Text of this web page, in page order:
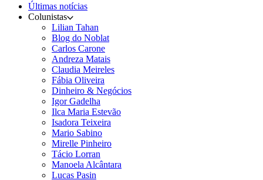
Últimas notícias
Colunistas
Lilian Tahan
Blog do Noblat
Carlos Carone
Andreza Matais
Claudia Meireles
Fábia Oliveira
Dinheiro & Negócios
Igor Gadelha
Ilca Maria Estevão
Isadora Teixeira
Mario Sabino
Mirelle Pinheiro
Tácio Lorran
Manoela Alcântara
Lucas Pasin